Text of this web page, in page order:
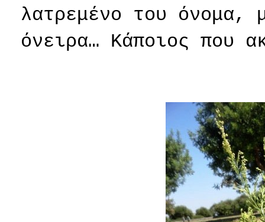
λατρεμένο του όνομα,
όνειρα… Κάποιος που